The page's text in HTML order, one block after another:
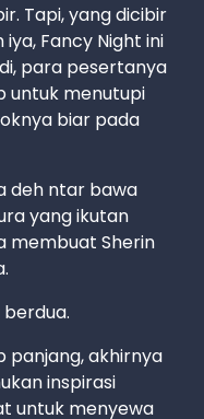
Tapi, yang dicibir
Fancy Night ini
para pesertanya
untuk menutupi
biar pada
deh ntar bawa
yang ikutan
membuat Sherin
panjang, akhirnya
inspirasi
untuk menyewa